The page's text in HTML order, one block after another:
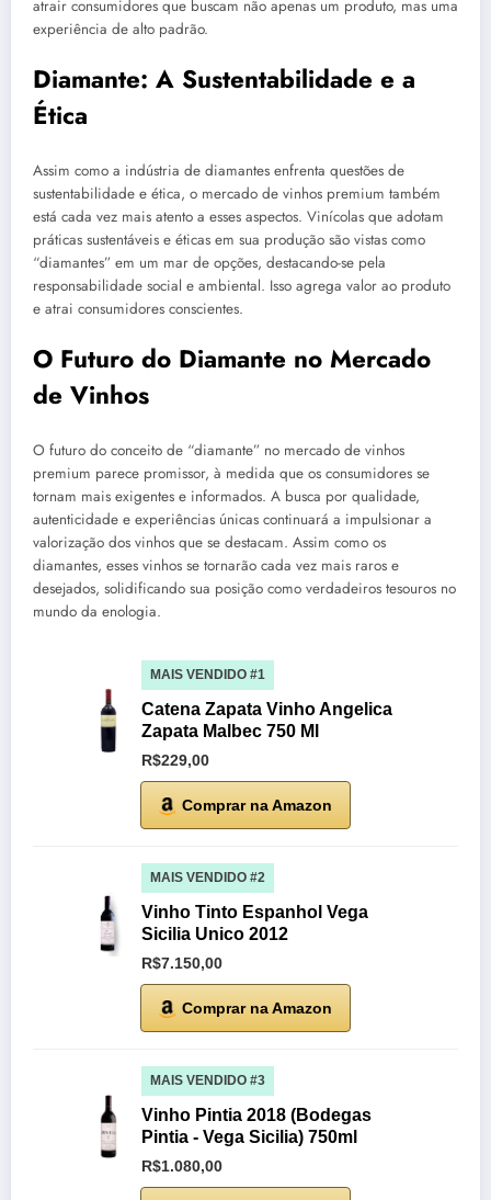
atrair consumidores que buscam não apenas um produto, mas uma
experiência de alto padrão.
Diamante: A Sustentabilidade e a
Ética
Assim como a indústria de diamantes enfrenta questões de
sustentabilidade e ética, o mercado de vinhos premium também
está cada vez mais atento a esses aspectos. Vinícolas que adotam
práticas sustentáveis e éticas em sua produção são vistas como
“diamantes” em um mar de opções, destacando-se pela
responsabilidade social e ambiental. Isso agrega valor ao produto
e atrai consumidores conscientes.
O Futuro do Diamante no Mercado
de Vinhos
O futuro do conceito de “diamante” no mercado de vinhos
premium parece promissor, à medida que os consumidores se
tornam mais exigentes e informados. A busca por qualidade,
autenticidade e experiências únicas continuará a impulsionar a
valorização dos vinhos que se destacam. Assim como os
diamantes, esses vinhos se tornarão cada vez mais raros e
desejados, solidificando sua posição como verdadeiros tesouros no
mundo da enologia.
MAIS VENDIDO #1
Catena Zapata Vinho Angelica
Zapata Malbec 750 Ml
R$229,00
Comprar na Amazon
MAIS VENDIDO #2
Vinho Tinto Espanhol Vega
Sicilia Unico 2012
R$7.150,00
Comprar na Amazon
MAIS VENDIDO #3
Vinho Pintia 2018 (Bodegas
Pintia - Vega Sicilia) 750ml
R$1.080,00